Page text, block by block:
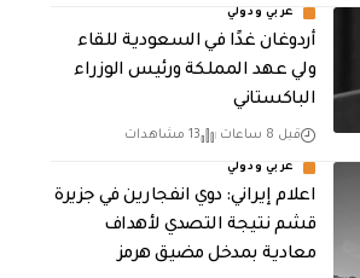
عربي ودولي
أردوغان غدًا في السعودية للقاء
ولي عهد المملكة ورئيس الوزراء
الباكستاني
قبل 8 ساعات 13 مشاهدات
عربي ودولي
اعلام إيراني: دوي انفجارين في جزيرة
قشم نتيجة التصدي لأهداف
معادية بمدخل مضيق هرمز